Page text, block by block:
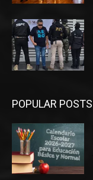
POPULAR POSTS